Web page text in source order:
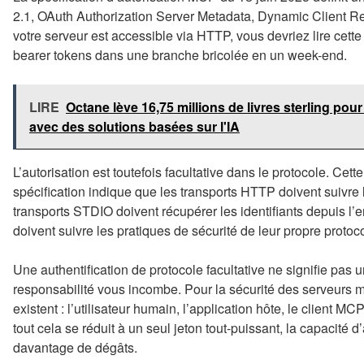
2.1, OAuth Authorization Server Metadata, Dynamic Client
votre serveur est accessible via HTTP, vous devriez lire
bearer tokens dans une branche bricolée en un week-end.
LIRE Octane lève 16,75 millions de livres sterling
avec des solutions basées sur l'IA
L’autorisation est toutefois facultative dans le protocole.
spécification indique que les transports HTTP doivent
transports STDIO doivent récupérer les identifiants depuis
doivent suivre les pratiques de sécurité de leur propre
Une authentification de protocole facultative ne signifie pas
responsabilité vous incombe. Pour la sécurité des serveurs
existent : l’utilisateur humain, l’application hôte, le client
tout cela se réduit à un seul jeton tout-puissant, la capacité
davantage de dégâts.